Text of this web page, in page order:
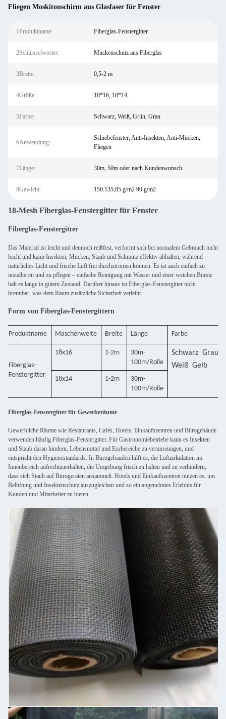
Fliegen Moskitonschirm aus Glasfaser für Fenster
1Produktname: Fiberglas-Fenstergitter
2Schlüsselwörter: Mückenschutz aus Fiberglas
3Breite: 0,5-2 m
4Größe: 18*16, 18*14,
5Farbe: Schwarz, Weiß, Grün, Grau
6Anwendung:
Schiebefenster, Anti-Insekten, Anti-Mücken,
Fliegen
7Länge: 30m, 50m oder nach Kundenwunsch
8Gewicht: 150.135,85 g/m2 90 g/m2
18-Mesh Fiberglas-Fenstergitter für Fenster
Fiberglas-Fenstergitter
Das Material ist leicht und dennoch reißfest, verformt sich bei normalem Gebrauch nicht
leicht und kann Insekten, Mücken, Staub und Schmutz effektiv abhalten, während
natürliches Licht und frische Luft frei durchströmen können. Es ist auch einfach zu
installieren und zu pflegen – einfache Reinigung mit Wasser und einer weichen Bürste
hält es lange in gutem Zustand. Darüber hinaus ist Fiberglas-Fenstergitter nicht
brennbar, was dem Raum zusätzliche Sicherheit verleiht.
Form von Fiberglas-Fenstergittern
Produktname Maschenweite Breite Länge Farbe
Fiberglas-
Fenstergitter
18x16 1-2m
30m-
100m/Rolle
Schwarz Grau
Weiß Gelb
18x14 1-2m
30m-
100m/Rolle
Fiberglas-Fenstergitter für Gewerberäume
Gewerbliche Räume wie Restaurants, Cafés, Hotels, Einkaufszentren und Bürogebäude
verwenden häufig Fiberglas-Fenstergitter. Für Gastronomiebetriebe kann es Insekten
und Staub daran hindern, Lebensmittel und Essbereiche zu verunreinigen, und
entspricht den Hygienestandards. In Bürogebäuden hilft es, die Luftzirkulation im
Innenbereich aufrechtzuerhalten, die Umgebung frisch zu halten und zu verhindern,
dass sich Staub auf Bürogeräten ansammelt. Hotels und Einkaufszentren nutzen es, um
Belüftung und Insektenschutz auszugleichen und so ein angenehmes Erlebnis für
Kunden und Mitarbeiter zu bieten.